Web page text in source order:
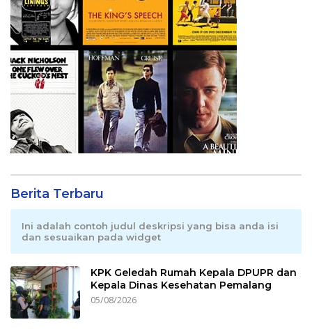
Berita Terbaru
Ini adalah contoh judul deskripsi yang bisa anda isi
dan sesuaikan pada widget
KPK Geledah Rumah Kepala DPUPR dan
Kepala Dinas Kesehatan Pemalang
05/08/2026